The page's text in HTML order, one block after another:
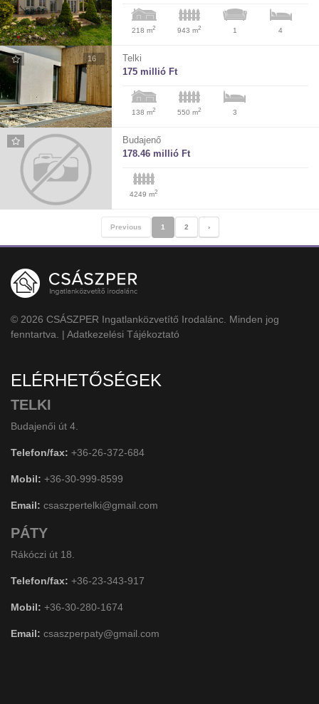
218 m2 943 m2 1 4
16
Telki
175 millió Ft
138 m2 550 m2 3
Budajenő
178.46 millió Ft
4249 m2
Previous 1 2 ›
© 2026 CSÁSZPER Ingatlanközvetítő Irodalánc. Minden jog
fenntartva. | Adatkezelési Tájékoztató
ELÉRHETŐSÉGEK
TELKI
Budajenői út 4.
Telefon/fax: +36-26-372-684
Mobil: +36-30-999-8599
Email: csaszpertelki@gmail.com
PÁTY
Rákóczi út 18.
Telefon/fax: +36-23-343-917
Mobil: +36-30-280-1674
Email: csaszperpaty@gmail.com